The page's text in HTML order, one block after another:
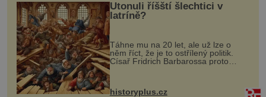
Utonuli říšští šlechtici v
latríně?
Táhne mu na 20 let, ale už lze o
něm říct, že je to ostřílený politik.
Císař Fridrich Barbarossa proto
posílá svého syna a dědice Jindřicha
VI. do Erfurtu, aby se stal
prostředníkem při řešení sporu m...
historyplus.cz